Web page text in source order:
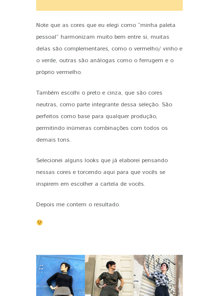
Note que as cores que eu elegi como “minha paleta
pessoal” harmonizam muito bem entre si, muitas
delas são complementares, como o vermelho/ vinho e
o verde, outras são análogas como o ferrugem e o
próprio vermelho.
Também escolhi o preto e cinza, que são cores
neutras, como parte integrante dessa seleção. São
perfeitos como base para qualquer produção,
permitindo inúmeras combinações com todos os
demais tons.
Selecionei alguns looks que já elaborei pensando
nessas cores e torcendo aqui para que vocês se
inspirem em escolher a cartela de vocês.
Depois me contem o resultado.